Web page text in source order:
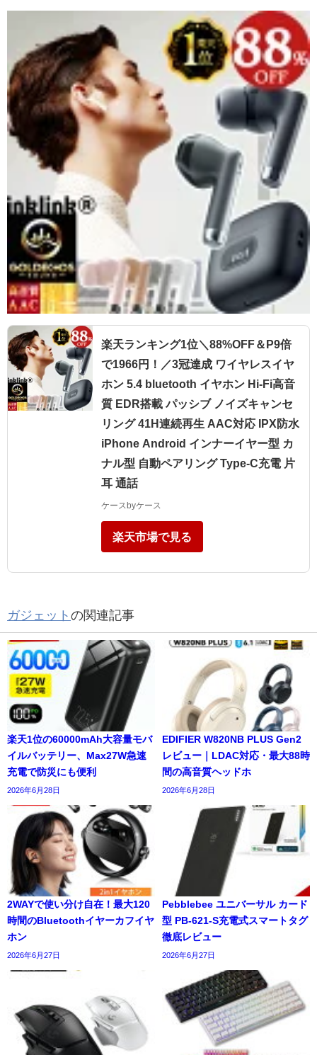
楽天ランキング1位＼88%OFF＆P9倍
で1966円！／3冠達成 ワイヤレスイヤ
ホン 5.4 bluetooth イヤホン Hi-Fi高音
質 EDR搭載 パッシブ ノイズキャンセ
リング 41H連続再生 AAC対応 IPX防水
iPhone Android インナーイヤー型 カ
ナル型 自動ペアリング Type‐C充電 片
耳 通話
ケースbyケース
楽天市場で見る
ガジェット の関連記事
楽天1位の60000mAh大容量モバ
イルバッテリー、Max27W急速
充電で防災にも便利
2026年6月28日
EDIFIER W820NB PLUS Gen2
レビュー｜LDAC対応・最大88時
間の高音質ヘッドホ
2026年6月28日
2WAYで使い分け自在！最大120
時間のBluetoothイヤーカフイヤ
ホン
2026年6月27日
Pebblebee ユニバーサル カード
型 PB-621-S充電式スマートタグ
徹底レビュー
2026年6月27日